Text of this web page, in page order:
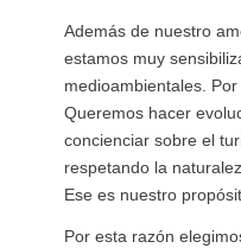
Además de nuestro
estamos muy
medioambientales.
Queremos hacer
concienciar sobre el
respetando la
Ese es nuestro
Por esta razón